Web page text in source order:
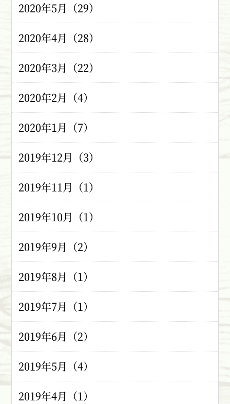
2020年5月（29）
2020年4月（28）
2020年3月（22）
2020年2月（4）
2020年1月（7）
2019年12月（3）
2019年11月（1）
2019年10月（1）
2019年9月（2）
2019年8月（1）
2019年7月（1）
2019年6月（2）
2019年5月（4）
2019年4月（1）